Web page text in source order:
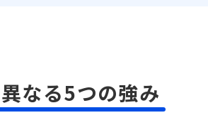
なる5つの強み